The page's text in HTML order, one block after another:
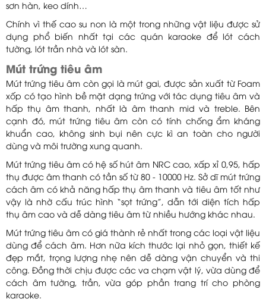
sơn hàn, keo dính…
Chính vì thế cao su non là một trong những vật liệu được sử
dụng phổ biến nhất tại các quán karaoke để lót cách
tường, lót trần nhà và lót sàn.
Mút trứng tiêu âm
Mút trứng tiêu âm còn gọi là mút gai, được sản xuất từ Foam
xốp có tạo hình bề mặt dạng trứng với tác dụng tiêu âm và
hấp thụ âm thanh, nhất là âm thanh mid và treble. Bên
cạnh đó, mút trứng tiêu âm còn có tính chống ẩm kháng
khuẩn cao, không sinh bụi nên cực kì an toàn cho người
dùng và môi trường xung quanh.
Mút trứng tiêu âm có hệ số hút âm NRC cao, xấp xỉ 0,95, hấp
thụ được âm thanh có tần số từ 80 - 10000 Hz. Sở dĩ mút trứng
cách âm có khả năng hấp thụ âm thanh và tiêu âm tốt như
vậy là nhờ cấu trúc hình “sọt trứng”, dẫn tới diện tích hấp
thụ âm cao và dễ dàng tiêu âm từ nhiều hướng khác nhau.
Mút trứng tiêu âm có giá thành rẻ nhất trong các loại vật liệu
dùng để cách âm. Hơn nữa kích thước lại nhỏ gọn, thiết kế
đẹp mắt, trọng lượng nhẹ nên dễ dàng vận chuyển và thi
công. Đồng thời chịu được các va chạm vật lý, vừa dùng để
cách âm tường, trần, vừa góp phần trang trí cho phòng
karaoke.